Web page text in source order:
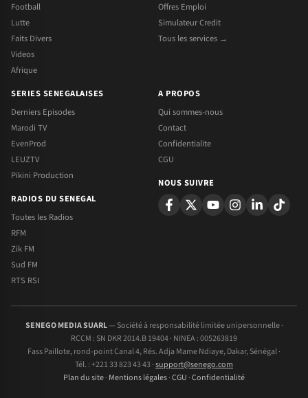
Football
Lutte
Faits Divers
Videos
Afrique
Offres Emploi
Simulateur Credit
Tous les services →
SERIES SENEGALAISES
Derniers Episodes
Marodi TV
EvenProd
LEUZTV
Pikini Production
RADIOS DU SENEGAL
Toutes les Radios
RFM
Zik FM
Sud FM
RTS RSI
A PROPOS
Qui sommes-nous
Contact
Confidentialite
CGU
NOUS SUIVRE
SENEGO MEDIA SUARL— Société à responsabilité limitée unipersonnelle ·
RCCM : SN DKR 2014.B 19404 · NINEA : 005263819
Fass Paillote, rond-point Canal 4, Rés. Adja Mame Ndiaye, Dakar, Sénégal ·
Tél. : +221 33 823 43 43 ·support@senego.com
Plan du site· Mentions légales·CGU ·Confidentialité